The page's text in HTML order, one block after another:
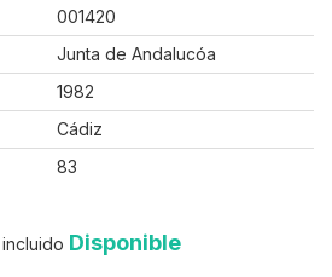
001420
Junta de Andalucóa
1982
Cádiz
83
Disponible